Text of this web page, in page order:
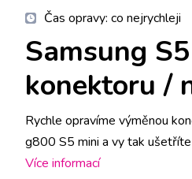
Čas opravy: co nejrychleji
Samsung
konektoru /
Rychle opravíme výměnou
g800 S5 mini a vy tak
jakékoliv pobočce a hned se
Více informací